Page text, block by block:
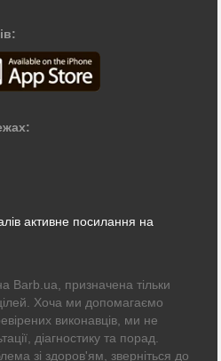
активне посилання на
Barb.ua, призначена тільки
Хоча ми допомагаємо
виконавців, ми не
діагностику та порад.
зі здоров'ям, зверніться до